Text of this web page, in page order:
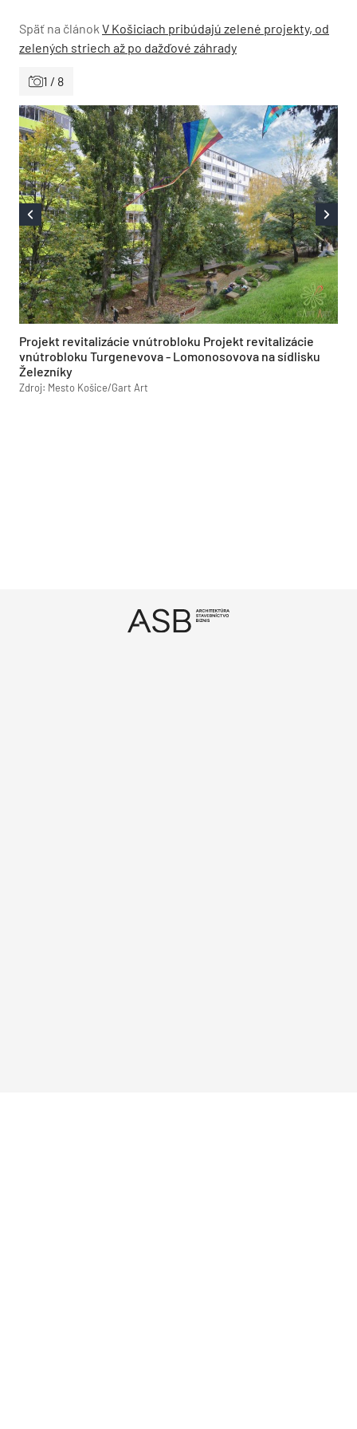
Späť na článok V Košiciach pribúdajú zelené projekty, od
zelených striech až po dažďové záhrady
1 / 8
Projekt revitalizácie vnútrobloku Projekt revitalizácie
vnútrobloku Turgenevova - Lomonosovova na sídlisku
Železníky
Zdroj: Mesto Košice/Gart Art